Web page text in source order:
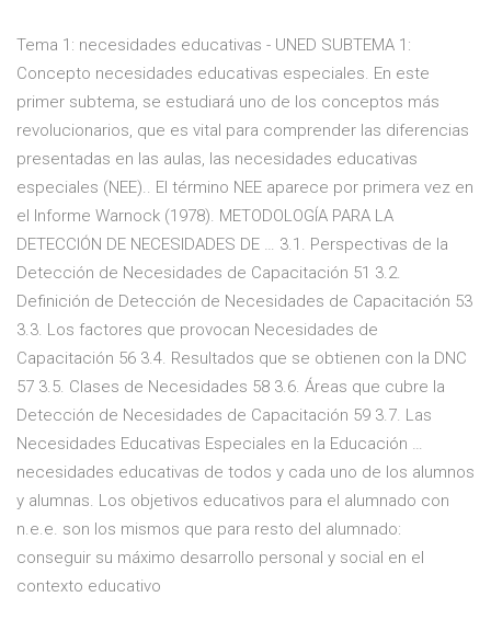
Tema 1: necesidades educativas - UNED SUBTEMA 1:
Concepto necesidades educativas especiales. En este
primer subtema, se estudiará uno de los conceptos más
revolucionarios, que es vital para comprender las diferencias
presentadas en las aulas, las necesidades educativas
especiales (NEE).. El término NEE aparece por primera vez en
el Informe Warnock (1978). METODOLOGÍA PARA LA
DETECCIÓN DE NECESIDADES DE … 3.1. Perspectivas de la
Detección de Necesidades de Capacitación 51 3.2.
Definición de Detección de Necesidades de Capacitación 53
3.3. Los factores que provocan Necesidades de
Capacitación 56 3.4. Resultados que se obtienen con la DNC
57 3.5. Clases de Necesidades 58 3.6. Áreas que cubre la
Detección de Necesidades de Capacitación 59 3.7. Las
Necesidades Educativas Especiales en la Educación …
necesidades educativas de todos y cada uno de los alumnos
y alumnas. Los objetivos educativos para el alumnado con
n.e.e. son los mismos que para resto del alumnado:
conseguir su máximo desarrollo personal y social en el
contexto educativo